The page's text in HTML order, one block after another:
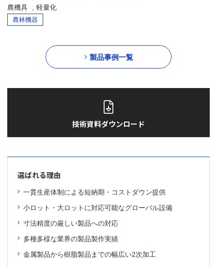
技術資料ダウンロード
選ばれる理由
一貫生産体制による短納期・コストダウン提供
小ロット・大ロットに対応可能なグローバル設備
寸法精度の厳しい製品への対応
多種多様な業界の製品製作実績
金属製品から樹脂製品までの幅広い2次加工
農機具 軽量化
農林機器
製品事例一覧